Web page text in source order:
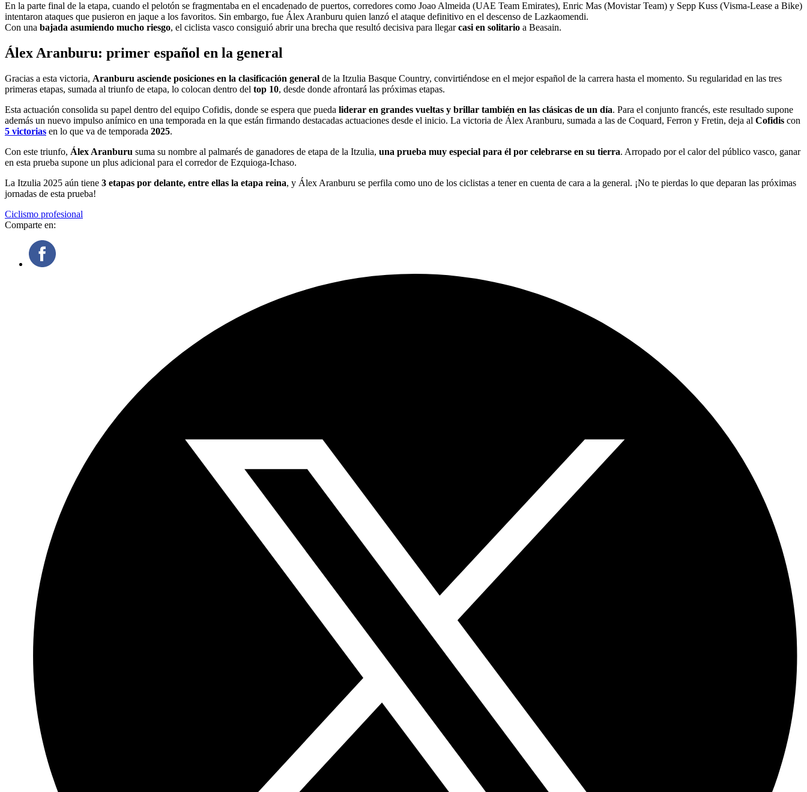
En la parte final de la etapa, cuando el pelotón se fragmentaba en el encadenado de puertos, corredores como Joao Almeida (UAE Team Emirates), Enric Mas (Movistar Team) y Sepp Kuss (Visma-Lease a Bike)
intentaron ataques que pusieron en jaque a los favoritos. Sin embargo, fue Álex Aranburu quien lanzó el ataque definitivo en el descenso de Lazkaomendi.
Con una bajada asumiendo mucho riesgo, el ciclista vasco consiguió abrir una brecha que resultó decisiva para llegarcasi en solitario a Beasain.
Álex Aranburu: primer español en la general
Gracias a esta victoria, Aranburu asciende posiciones en la clasificación general de la Itzulia Basque Country, convirtiéndose en el mejor español de la carrera hasta el momento. Su regularidad en las tres
primeras etapas, sumada al triunfo de etapa, lo colocan dentro del top 10, desde donde afrontará las próximas etapas.
Esta actuación consolida su papel dentro del equipo Cofidis, donde se espera que pueda liderar en grandes vueltas y brillar también en las clásicas de un día. Para el conjunto francés, este resultado supone
además un nuevo impulso anímico en una temporada en la que están firmando destacadas actuaciones desde el inicio. La victoria de Álex Aranburu, sumada a las de Coquard, Ferron y Fretin, deja al Cofidis con
5 victorias en lo que va de temporada 2025.
Con este triunfo, Álex Aranburu suma su nombre al palmarés de ganadores de etapa de la Itzulia, una prueba muy especial para él por celebrarse en su tierra. Arropado por el calor del público vasco, ganar
en esta prueba supone un plus adicional para el corredor de Ezquioga-Ichaso.
La Itzulia 2025 aún tiene 3 etapas por delante, entre ellas la etapa reina, y Álex Aranburu se perfila como uno de los ciclistas a tener en cuenta de cara a la general. ¡No te pierdas lo que deparan las próximas
jornadas de esta prueba!
Ciclismo profesional
Comparte en: